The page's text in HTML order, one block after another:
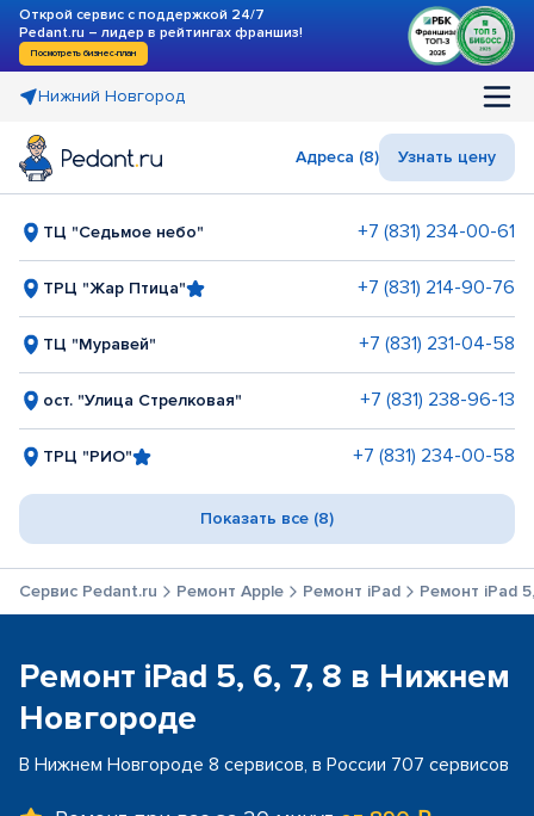
Открой сервис с поддержкой 24/7
Pedant.ru – лидер в рейтингах франшиз!
Посмотреть бизнес-план
Нижний Новгород
Адреса (8) Узнать цену
ТЦ "Седьмое небо" +7 (831) 234-00-61
ТРЦ "Жар Птица" +7 (831) 214-90-76
ТЦ "Муравей" +7 (831) 231-04-58
ост. "Улица Стрелковая" +7 (831) 238-96-13
ТРЦ "РИО" +7 (831) 234-00-58
Показать все (8)
Сервис Pedant.ru Ремонт Apple Ремонт iPad Ремонт iPad
Ремонт iPad 5, 6, 7, 8 в Нижнем
Новгороде
В Нижнем Новгороде 8 сервисов, в России 707 сервисов